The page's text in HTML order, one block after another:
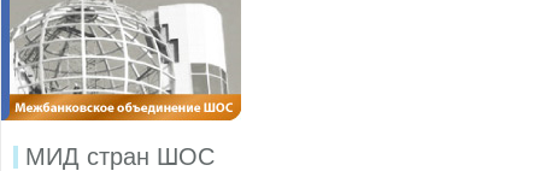
МИД стран ШОС